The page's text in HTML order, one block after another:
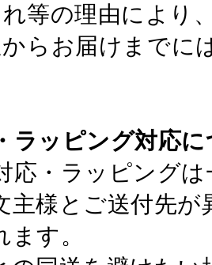
等の理由により
らお届けまでに
ラッピング対応
応・ラッピング
主様とご送付先
す。